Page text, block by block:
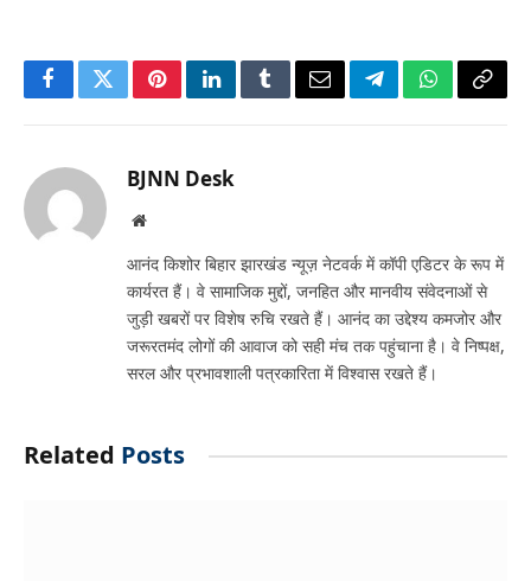
FacebookTwitterPinterestLinkedInTumblrEmailTelegramWhatsApp
Copy
BJNN Desk
Website
आनंद किशोर बिहार झारखंड न्यूज़ नेटवर्क में कॉपी एडिटर के रूप में
कार्यरत हैं। वे सामाजिक मुद्दों, जनहित और मानवीय संवेदनाओं से
जुड़ी खबरों पर विशेष रुचि रखते हैं। आनंद का उद्देश्य कमजोर और
जरूरतमंद लोगों की आवाज को सही मंच तक पहुंचाना है। वे निष्पक्ष,
सरल और प्रभावशाली पत्रकारिता में विश्वास रखते हैं।
Related Posts